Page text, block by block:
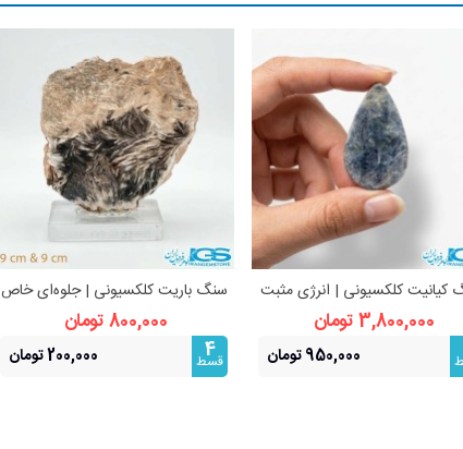
مشاهده بیشتر
کیانیت کلکسیونی | انرژی مثبت
3,800,000 تومان
950,000 تومان
مشاهده بیشتر
سنگ باریت کلکسیونی | جلوه‌ای خاص
برای کلکسیون و دکور
800,000 تومان
4
قسط 200,000 تومان